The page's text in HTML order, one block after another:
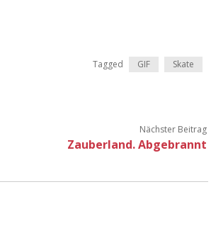
Tagged GIF Skate
Nächster Beitrag
Zauberland. Abgebrannt